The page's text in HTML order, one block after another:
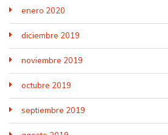
enero 2020
diciembre 2019
noviembre 2019
octubre 2019
septiembre 2019